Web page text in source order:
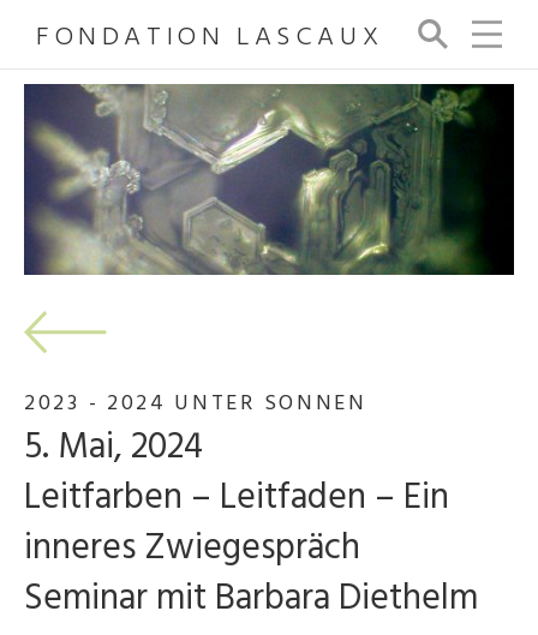
FONDATION LASCAUX
Su
ch
e
2023 - 2024 UNTER SONNEN
5. Mai, 2024
Leitfarben – Leitfaden – Ein
inneres Zwiegespräch
Seminar mit Barbara Diethelm